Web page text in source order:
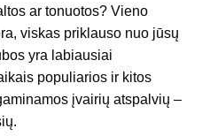
ar tonuotos? Vieno
viskas priklauso nuo jūsų
yra labiausiai
populiarios ir kitos
įvairių atspalvių –